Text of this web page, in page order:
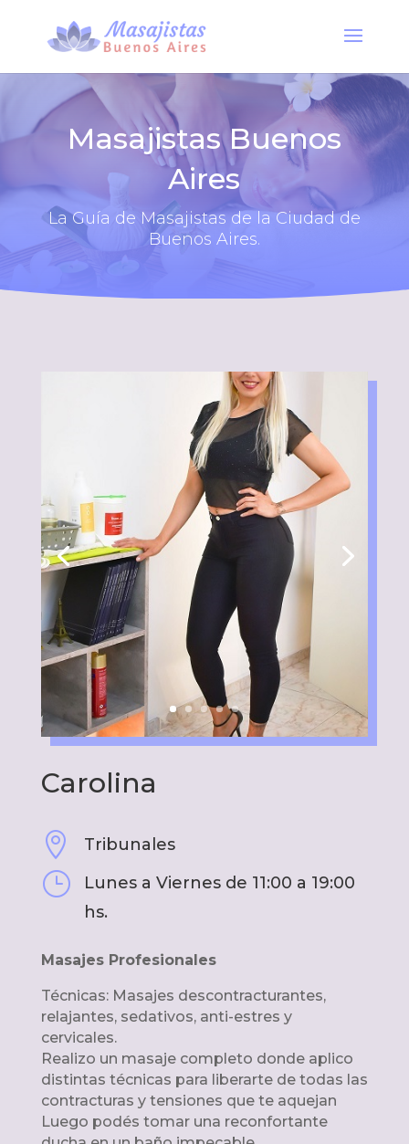
Masajistas Buenos
Aires
La Guía de Masajistas de la Ciudad de
Buenos Aires.
Carolina
 Tribunales
}
Lunes a Viernes de 11:00 a 19:00
hs.
Masajes Profesionales
Técnicas: Masajes descontracturantes,
relajantes, sedativos, anti-estres y
cervicales.
Realizo un masaje completo donde aplico
distintas técnicas para liberarte de todas las
contracturas y tensiones que te aquejan
Luego podés tomar una reconfortante